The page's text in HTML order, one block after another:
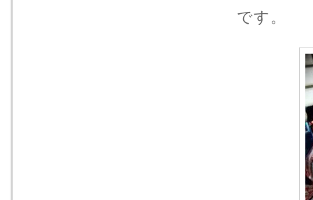
です。